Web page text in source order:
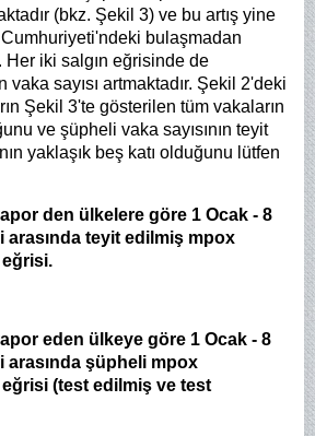
(bkz. Şekil 3) ve bu artış yine
bulaşmadan
Her iki salgın eğrisinde de
sayısı artmaktadır. Şekil 2'deki
Şekil 3'te gösterilen tüm vakaların
ve şüpheli vaka sayısının teyit
yaklaşık beş katı olduğunu lütfen
den ülkelere göre 1 Ocak - 8
arasında teyit edilmiş mpox
eğrisi.
eden ülkeye göre 1 Ocak - 8
arasında şüpheli mpox
eğrisi (test edilmiş ve test